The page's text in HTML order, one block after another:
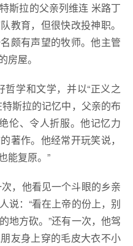
斯拉的父亲列维连 米路丁
教育，但很快改投神职。
颇有声望的牧师。他主管
房屋。
学和文学，并以“正义之
斯拉的记忆中，父亲的布
伦、令人折服。他记忆力
著作。他经常开玩笑说，
能复原。”
，他看见一个斗眼的乡亲
说：“看在上帝的份上，别
地方砍。”还有一次，他驾
友身上穿的毛皮大衣不小